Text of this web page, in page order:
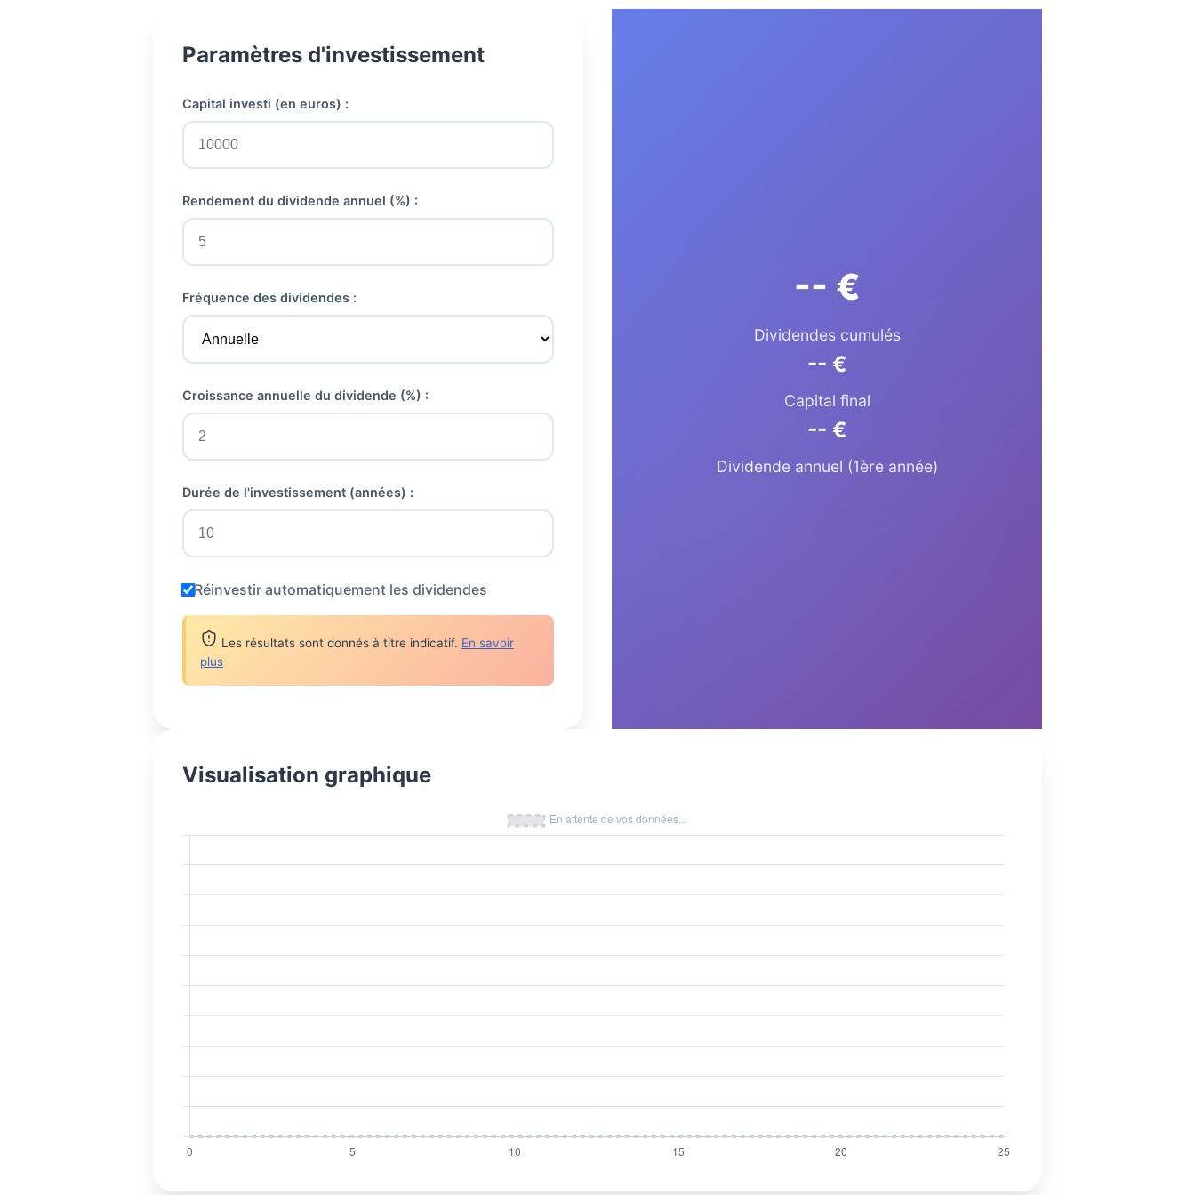
Paramètres d'investissement
Capital investi (en euros) :
Rendement du dividende annuel (%) :
Fréquence des dividendes :
Croissance annuelle du dividende (%) :
Durée de l'investissement (années) :
Réinvestir automatiquement les dividendes
Les résultats sont donnés à titre indicatif. En savoir
plus
-- €
Dividendes cumulés
-- €
Capital final
-- €
Dividende annuel (1ère année)
Visualisation graphique